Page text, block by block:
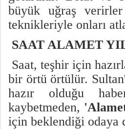
büyük uğraş
teknikleriyle onları
SAAT ALAMET
Saat, teşhir için
bir örtü örtülür.
hazır olduğu
kaybetmeden,
için beklendiği odaya